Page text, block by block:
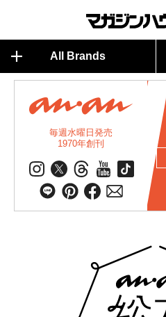
All Brands
毎週水曜日発売
1970年創刊